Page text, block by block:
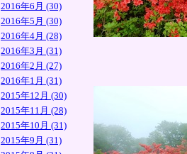
2016年6月 (30)
2016年5月 (30)
2016年4月 (28)
2016年3月 (31)
2016年2月 (27)
2016年1月 (31)
2015年12月 (30)
2015年11月 (28)
2015年10月 (31)
2015年9月 (31)